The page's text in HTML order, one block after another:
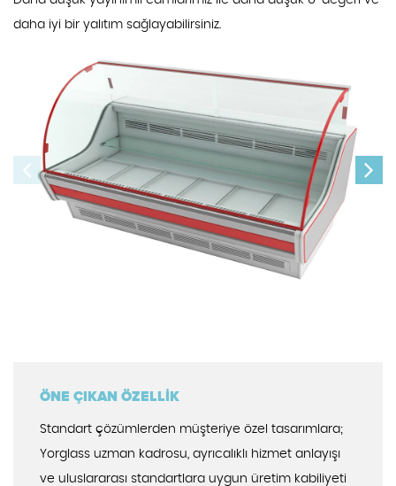
daha iyi bir yalıtım sağlayabilirsiniz.
ÖNE ÇIKAN ÖZELLİK
Standart çözümlerden müşteriye özel tasarımlara;
Yorglass uzman kadrosu, ayrıcalıklı hizmet anlayışı
ve uluslararası standartlara uygun üretim kabiliyeti